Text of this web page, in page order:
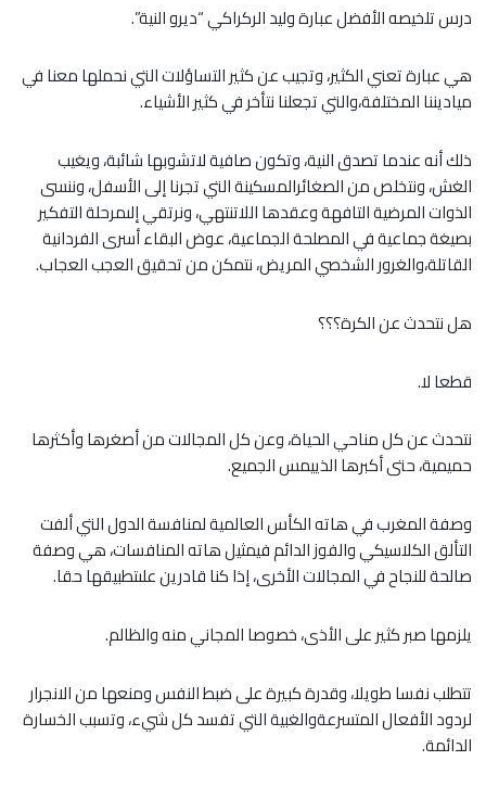
درس تلخيصه الأفضل عبارة وليد الركراكي “ديرو النية”.
هي عبارة تعني الكثير، وتجيب عن كثير التساؤلات التي نحملها معنا في
مياديننا المختلفة،والتي تجعلنا نتأخر في كثير الأشياء.
ذلك أنه عندما تصدق النية، وتكون صافية لاتشوبها شائبة، ويغيب
الغش، ونتخلص من الصغائرالمسكينة التي تجرنا إلى الأسفل، وننسى
الذوات المرضية التافهة وعقدها اللاتنتهي، ونرتقي إلىمرحلة التفكير
بصيغة جماعية في المصلحة الجماعية، عوض البقاء أسرى الفردانية
القاتلة،والغرور الشخصي المريض، نتمكن من تحقيق العجب العجاب.
هل نتحدث عن الكرة؟؟؟
قطعا لا.
نتحدث عن كل مناحي الحياة، وعن كل المجالات من أصغرها وأكثرها
حميمية، حتى أكبرها الذييمس الجميع.
وصفة المغرب في هاته الكأس العالمية لمنافسة الدول التي ألفت
التألق الكلاسيكي والفوز الدائم فيمثيل هاته المنافسات، هي وصفة
صالحة للنجاح في المجالات الأخرى، إذا كنا قادرين علىتطبيقها حقا.
يلزمها صبر كثير على الأذى، خصوصا المجاني منه والظالم.
تتطلب نفسا طويلا، وقدرة كبيرة على ضبط النفس ومنعها من الانجرار
لردود الأفعال المتسرعةوالغبية التي تفسد كل شيء، وتسبب الخسارة
الدائمة.